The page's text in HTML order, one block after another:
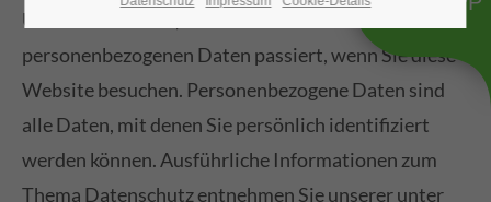
Überblick darüber, was mit Ihren
personenbezogenen Daten passiert, wenn Sie diese
Website besuchen. Personenbezogene Daten sind
alle Daten, mit denen Sie persönlich identifiziert
werden können. Ausführliche Informationen zum
Thema Datenschutz entnehmen Sie unserer unter